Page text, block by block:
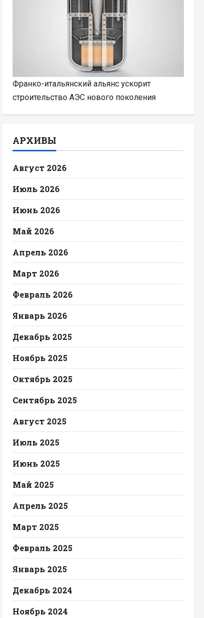
Франко-итальянский альянс ускорит
строительство АЭС нового поколения
АРХИВЫ
Август 2026
Июль 2026
Июнь 2026
Май 2026
Апрель 2026
Март 2026
Февраль 2026
Январь 2026
Декабрь 2025
Ноябрь 2025
Октябрь 2025
Сентябрь 2025
Август 2025
Июль 2025
Июнь 2025
Май 2025
Апрель 2025
Март 2025
Февраль 2025
Январь 2025
Декабрь 2024
Ноябрь 2024